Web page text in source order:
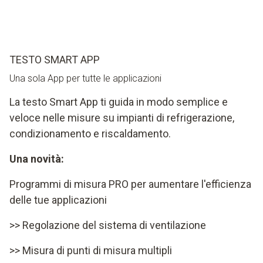
TESTO SMART APP
Una sola App per tutte le applicazioni
La testo Smart App ti guida in modo semplice e
veloce nelle misure su impianti di refrigerazione,
condizionamento e riscaldamento.
Una novità:
Programmi di misura PRO per aumentare l'efficienza
delle tue applicazioni
>> Regolazione del sistema di ventilazione
>> Misura di punti di misura multipli